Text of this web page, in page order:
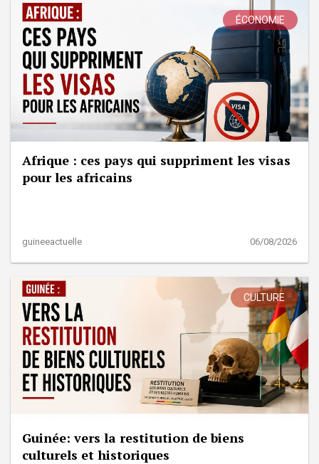
ÉCONOMIE
Afrique : ces pays qui suppriment les visas
pour les africains
guineeactuelle 06/08/2026
CULTURE
Guinée: vers la restitution de biens
culturels et historiques